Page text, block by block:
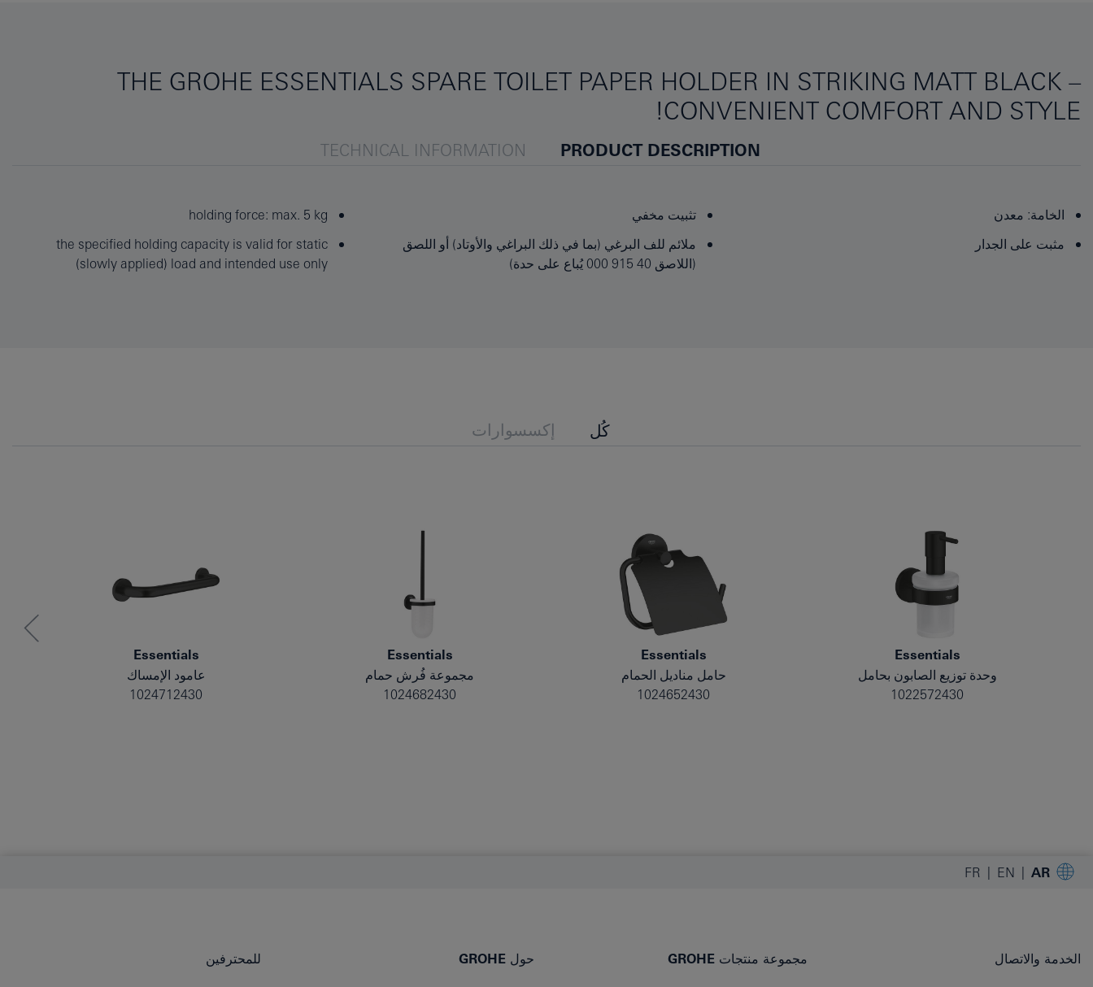
THE GROHE ESSENTIALS SPARE TOILET PAPER HOLDER IN STRIKING MATT BLACK –
CONVENIENT COMFORT AND STYLE!
PRODUCT DESCRIPTION
TECHNICAL INFORMATION
الخامة: معدن
مثبت على الجدار
تثبيت مخفي
ملائم للف البرغي (بما في ذلك البراغي والأوتاد) أو اللصق
(اللاصق 40 915 000 يُباع على حدة)
holding force: max. 5 kg
the specified holding capacity is valid for static
(slowly applied) load and intended use only
كُل إكسسوارات
Essentials
وحدة توزيع الصابون بحامل
1022572430
Essentials
حامل مناديل الحمام
1024652430
Essentials
مجموعة فُرش حمام
1024682430
Essentials
عامود الإمساك
1024712430
AR
EN
FR
الخدمة والاتصال مجموعة منتجات GROHE حول GROHE للمحترفين